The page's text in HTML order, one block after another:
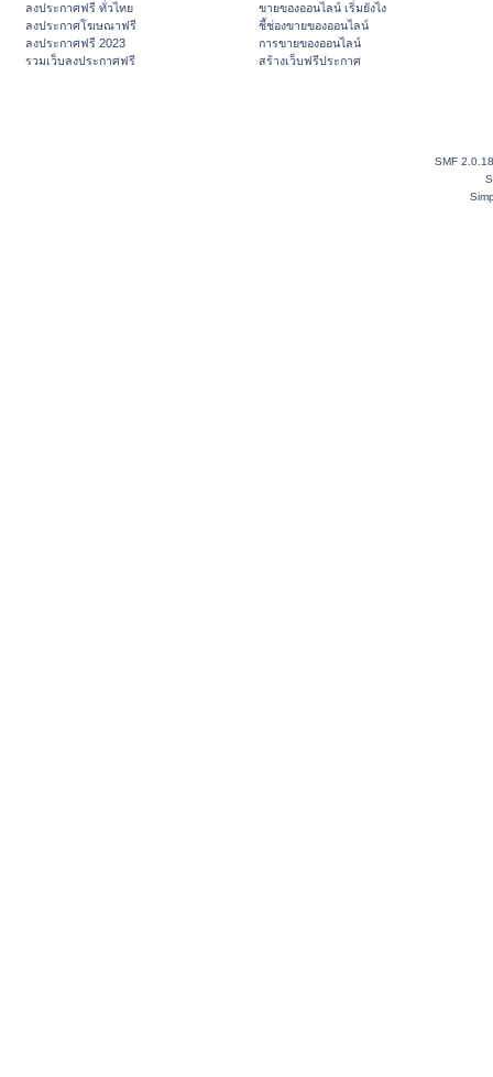
ลงประกาศฟรี ทั่วไทย
ลงประกาศโฆษณาฟรี
ลงประกาศฟรี 2023
รวมเว็บลงประกาศฟรี
ขายของออนไลน์ เริ่มยังไง
ชี้ช่องขายของออนไลน์
การขายของออนไลน์
สร้างเว็บฟรีประกาศ
SMF 2.0.18